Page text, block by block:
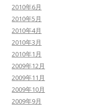
2010年6月
2010年5月
2010年4月
2010年3月
2010年1月
2009年12月
2009年11月
2009年10月
2009年9月